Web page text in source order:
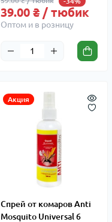
39.00 ₴ / тюбик
Оптом и в розницу
Акция
Спрей от комаров Anti
Mosquito Universal 6